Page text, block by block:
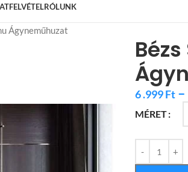
RÓLUNK
Ágyneműhuzat
6 .999Ft –
MÉRET